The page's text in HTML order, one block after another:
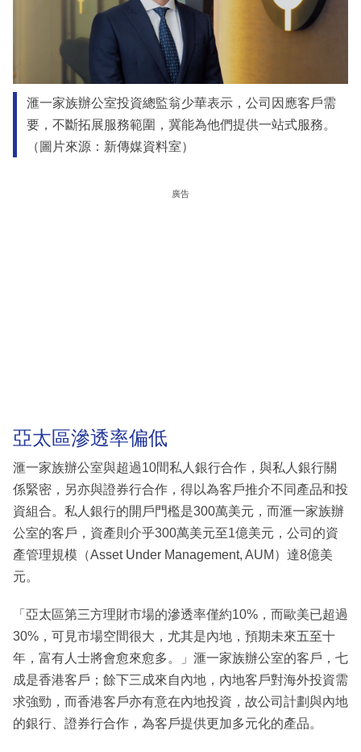
滙一家族辦公室投資總監翁少華表示，公司因應客戶需
要，不斷拓展服務範圍，冀能為他們提供一站式服務。
（圖片來源：新傳媒資料室）
廣告
亞太區滲透率偏低
滙一家族辦公室與超過10間私人銀行合作，與私人銀行關
係緊密，另亦與證券行合作，得以為客戶推介不同產品和投
資組合。私人銀行的開戶門檻是300萬美元，而滙一家族辦
公室的客戶，資產則介乎300萬美元至1億美元，公司的資
產管理規模（Asset Under Management, AUM）達8億美
元。
「亞太區第三方理財市場的滲透率僅約10%，而歐美已超過
30%，可見市場空間很大，尤其是內地，預期未來五至十
年，富有人士將會愈來愈多。」滙一家族辦公室的客戶，七
成是香港客戶；餘下三成來自內地，內地客戶對海外投資需
求強勁，而香港客戶亦有意在內地投資，故公司計劃與內地
的銀行、證券行合作，為客戶提供更加多元化的產品。